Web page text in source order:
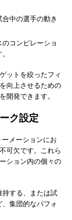
中の選手の動き
コンピレーショ
ットを絞ったフィ
向上させるための
開発できます。
ク設定
メーションにお
可欠です。これら
ション内の個々の
する、または試
集団的なパフォ